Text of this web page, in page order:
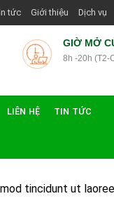
Dẫn Viên Shop | Với
tức Giới thiệu Dịch vụ
GIỜ MỞ
8h -20h (T2-
LIÊN HỆ TIN TỨC
tincidunt ut